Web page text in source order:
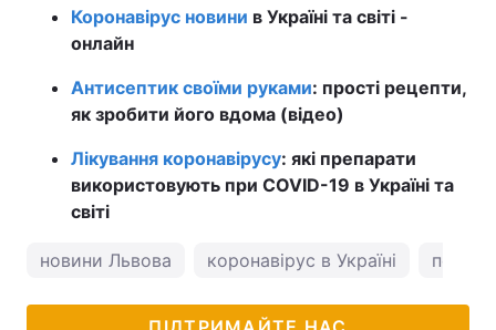
Коронавірус новини в Україні та світі -
онлайн
Антисептик своїми руками: прості рецепти,
як зробити його вдома (відео)
Лікування коронавірусу: які препарати
використовують при COVID-19 в Україні та
світі
новини Львова коронавірус в Україні